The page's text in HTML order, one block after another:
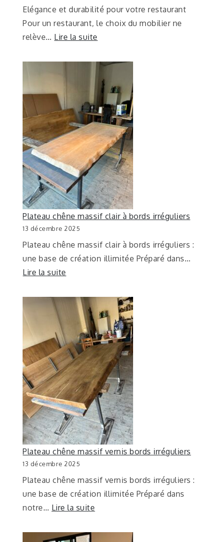
Elégance et durabilité pour votre restaurant
Pour un restaurant, le choix du mobilier ne
relève… Lire la suite
Plateau chêne massif clair à bords irréguliers
13 décembre 2025
Plateau chêne massif clair à bords irréguliers :
une base de création illimitée Préparé dans…
Lire la suite
Plateau chêne massif vernis bords irréguliers
13 décembre 2025
Plateau chêne massif vernis bords irréguliers :
une base de création illimitée Préparé dans
notre… Lire la suite